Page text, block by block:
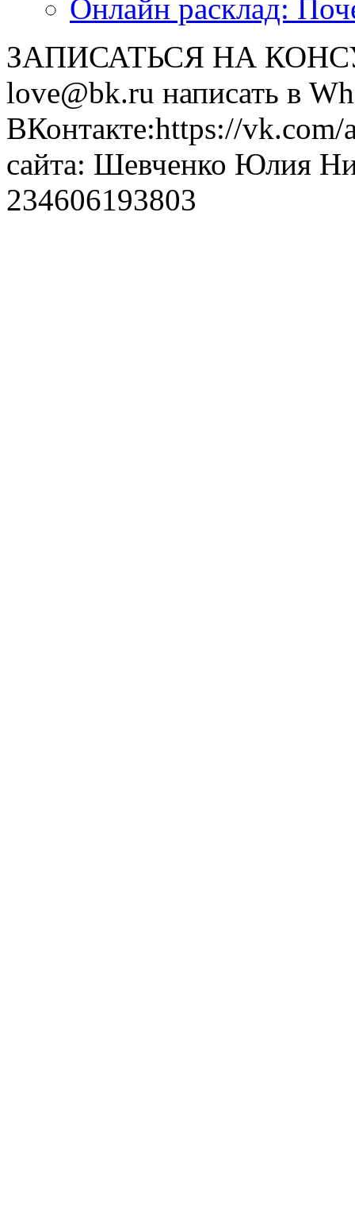
Онлайн расклад:
ЗАПИСАТЬСЯ НА
love@bk.ru написать в
ВКонтакте:https://
сайта: Шевченко Юлия
234606193803